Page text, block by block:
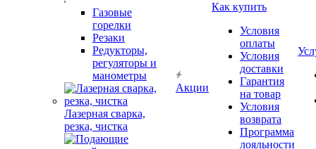
Газовые
горелки
Резаки
Редукторы,
регуляторы и
манометры
Лазерная сварка,
резка, чистка
Акции
Как купить
Условия
оплаты
Условия
доставки
Гарантия
на товар
Условия
возврата
Программа
лояльности